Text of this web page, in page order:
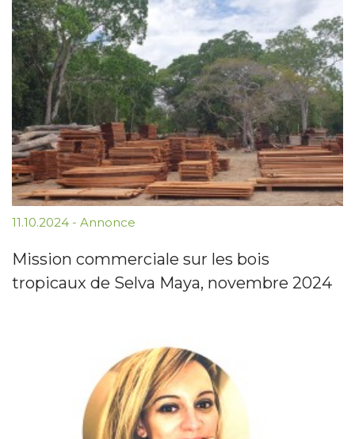
11.10.2024 - Annonce
Mission commerciale sur les bois
tropicaux de Selva Maya, novembre 2024